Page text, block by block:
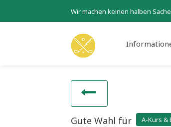
Wir machen keinen halben
Gute Wahl für A-Kurs &